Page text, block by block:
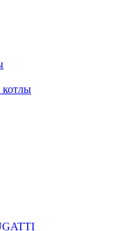
котлы